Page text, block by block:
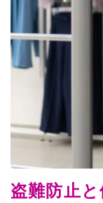
盗難防止